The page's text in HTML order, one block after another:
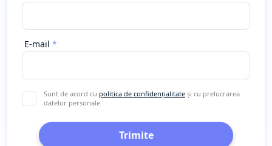
E-mail
Sunt de acord cu politica de confidențialitate și cu prelucrarea
datelor personale
Trimite